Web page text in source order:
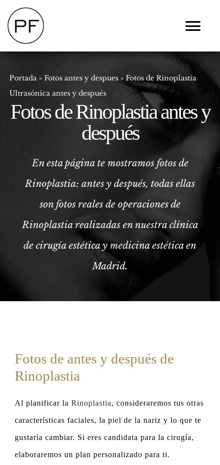
Saltar
contenido
FISIOESTÉTICA
VALORACION ONLINE
Portada »Fotos antes y despues »Fotos de Rinoplastia
Ultrasónica antes y después
Fotos de Rinoplastia antes y
después
En esta página te mostramos fotos de
Rinoplastia: antes y después, todas ellas
son fotos reales de operaciones de
Rinoplastia realizadas en nuestra clínica
de cirugía estética y medicina estética en
Madrid.
Fotos de antes y después de
Rinoplastia
Al planificar la Rinoplastia, consideraremos tus otras
características faciales, la piel de la nariz y lo que te
gustaría cambiar. Si eres candidata para la cirugía,
elaboraremos un plan personalizado para ti.